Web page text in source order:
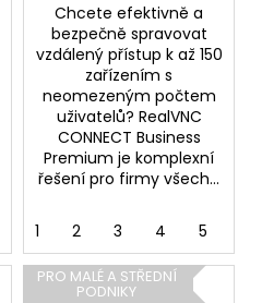
Chcete efektivně a
bezpečně spravovat
vzdálený přístup k až 150
zařízením s
neomezeným počtem
uživatelů? RealVNC
CONNECT Business
Premium je komplexní
řešení pro firmy všech...
1 2 3 4 5
PRO MALÉ A STŘEDNÍ
PODNIKY